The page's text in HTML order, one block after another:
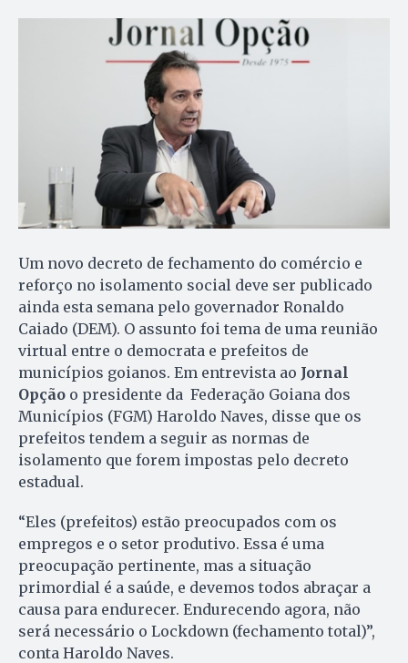
Um novo decreto de fechamento do comércio e
reforço no isolamento social deve ser publicado
ainda esta semana pelo governador Ronaldo
Caiado (DEM). O assunto foi tema de uma reunião
virtual entre o democrata e prefeitos de
municípios goianos. Em entrevista ao Jornal
Opção o presidente da Federação Goiana dos
Municípios (FGM) Haroldo Naves, disse que os
prefeitos tendem a seguir as normas de
isolamento que forem impostas pelo decreto
estadual.
“Eles (prefeitos) estão preocupados com os
empregos e o setor produtivo. Essa é uma
preocupação pertinente, mas a situação
primordial é a saúde, e devemos todos abraçar a
causa para endurecer. Endurecendo agora, não
será necessário o Lockdown (fechamento total)”,
conta Haroldo Naves.